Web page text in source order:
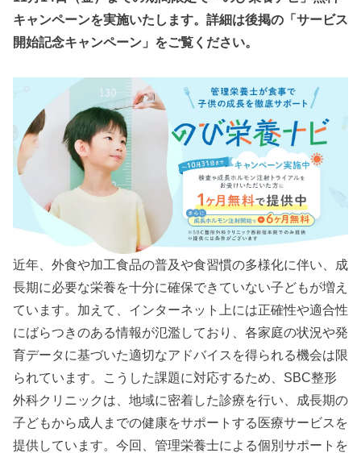
キャンペーンを実施いたします。詳細は後掲の「サービス
開始記念キャンペーン」をご覧ください。
近年、外食や加工食品の普及や食習慣の多様化に伴い、成
長期に必要な栄養を十分に確保できていない子どもが増え
ています。加えて、インターネット上には正確性や適合性
にばらつきのある情報が氾濫しており、各家庭の状況や発
育データに基づいた適切なアドバイスを得られる機会は限
られています。こうした課題に対応するため、SBC整形
外科クリニックは、地域に密着した診療を行い、成長期の
子どもから成人までの健康をサポートする医療サービスを
提供しています。今回、管理栄養士による個別サポートを